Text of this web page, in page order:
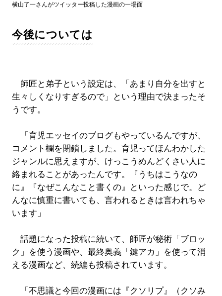
横山了一さんがツイッター投稿した漫画の一場面
今後については
師匠と弟子という設定は、「あまり自分を出すと
生々しくなりすぎるので」という理由で決まったそ
うです。
「育児エッセイのブログもやっているんですが、
コメント欄を閉鎖しました。育児ってほんわかした
ジャンルに思えますが、けっこうめんどくさい人に
絡まれることがあったんです。『うちはこうなの
に』『なぜこんなこと書くの』といった感じで。ど
んなに慎重に書いても、言われるときは言われちゃ
います」
話題になった投稿に続いて、師匠が秘術「ブロッ
ク」を使う漫画や、最終奥義「鍵アカ」を使って消
える漫画など、続編も投稿されています。
「不思議と今回の漫画には『クソリプ』（クソみ